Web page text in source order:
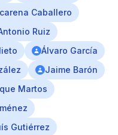
Caballero
Ruiz
Álvaro Garcı́a
Jaime Barón
Martos
Gutiérrez